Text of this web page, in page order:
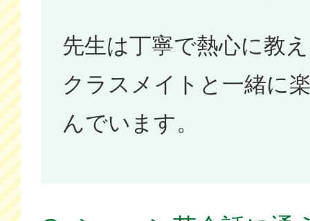
先生は丁寧で熱心に教
クラスメイトと一緒に
んでいます。